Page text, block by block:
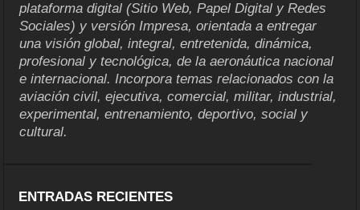
plataforma digital (Sitio Web, Papel Digital y Redes
Sociales) y versión Impresa, orientada a entregar
una visión global, integral, entretenida, dinámica,
profesional y tecnológica, de la aeronáutica nacional
e internacional. Incorpora temas relacionados con la
aviación civil, ejecutiva, comercial, militar, industrial,
experimental, entrenamiento, deportivo, social y
cultural.
ENTRADAS RECIENTES